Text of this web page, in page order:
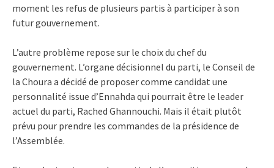
moment les refus de plusieurs partis à participer à son
futur gouvernement.
L’autre problème repose sur le choix du chef du
gouvernement. L’organe décisionnel du parti, le Conseil de
la Choura a décidé de proposer comme candidat une
personnalité issue d’Ennahda qui pourrait être le leader
actuel du parti, Rached Ghannouchi. Mais il était plutôt
prévu pour prendre les commandes de la présidence de
l’Assemblée.